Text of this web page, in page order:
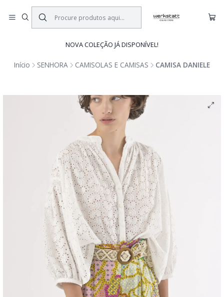
NOVA COLEÇÃO JÁ DISPONÍVEL!
Início SENHORA CAMISOLAS E CAMISAS CAMISA DANIELE